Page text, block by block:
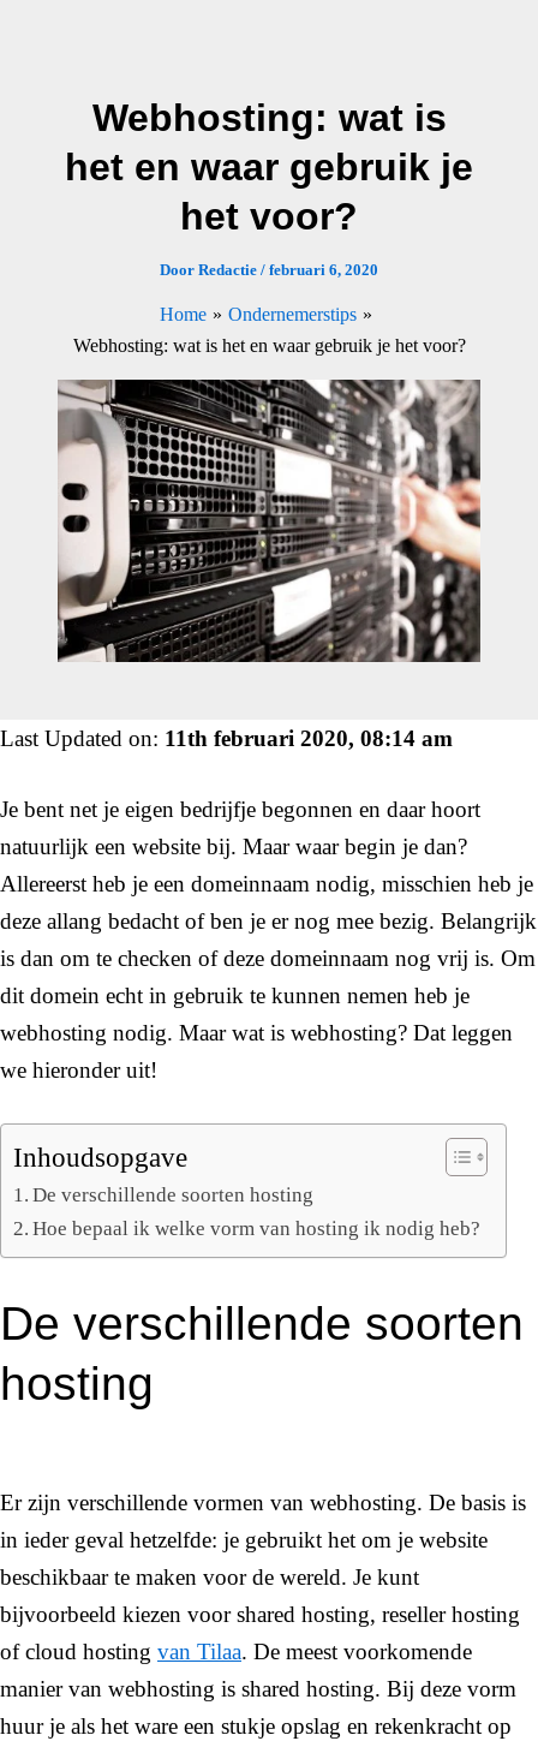
Webhosting: wat is
het en waar gebruik je
het voor?
Door Redactie / februari 6, 2020
Home
Ondernemerstips
Webhosting: wat is het en waar gebruik je het voor?
Last Updated on: 11th februari 2020, 08:14 am
Je bent net je eigen bedrijfje begonnen en daar hoort
natuurlijk een website bij. Maar waar begin je dan?
Allereerst heb je een domeinnaam nodig, misschien heb je
deze allang bedacht of ben je er nog mee bezig. Belangrijk
is dan om te checken of deze domeinnaam nog vrij is. Om
dit domein echt in gebruik te kunnen nemen heb je
webhosting nodig. Maar wat is webhosting? Dat leggen
we hieronder uit!
Inhoudsopgave
De verschillende soorten hosting
Hoe bepaal ik welke vorm van hosting ik nodig heb?
De verschillende soorten
hosting
Er zijn verschillende vormen van webhosting. De basis is
in ieder geval hetzelfde: je gebruikt het om je website
beschikbaar te maken voor de wereld. Je kunt
bijvoorbeeld kiezen voor shared hosting, reseller hosting
of cloud hosting van Tilaa. De meest voorkomende
manier van webhosting is shared hosting. Bij deze vorm
huur je als het ware een stukje opslag en rekenkracht op